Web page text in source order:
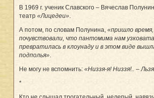
В 1969 г. ученик Славского – Вячеслав
театр «Лицедеи»
А потом, по словам Полунина, «пришло
почувствовали, что пантомима нам
превратилась в клоунаду и в этом виде
подполья»
Не могу не вспомнить: «Низзя-я! Низзя!.. –
*